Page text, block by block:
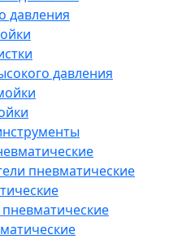
давления
давления
пневматические